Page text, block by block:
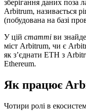
зберігання даних поза
Arbitrum, називається
(побудована на базі
У цій статті ви
міст Arbitrum, чи є
як з’єднати ETH з
Ethereum.
Як працює
Чотири ролі в